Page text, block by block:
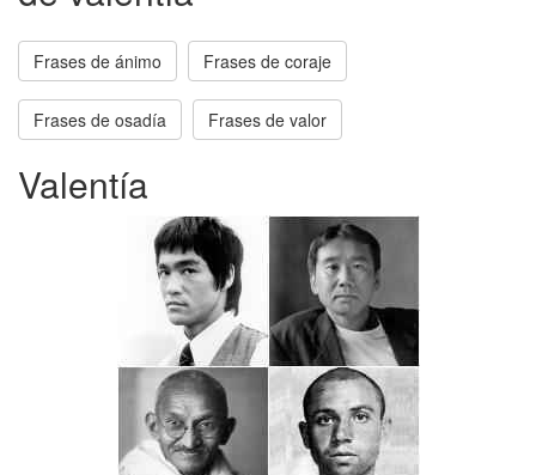
Frases de ánimo Frases de coraje
Frases de osadía Frases de valor
Valentía